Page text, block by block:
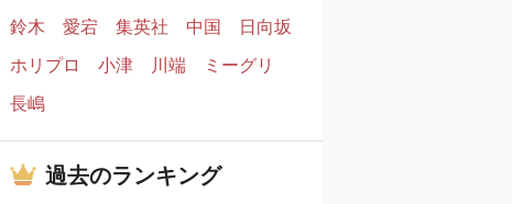
鈴木
愛宕 集英社 中国
日向坂
ホリプロ
小津 川端
ミーグリ
長嶋
過去のランキング